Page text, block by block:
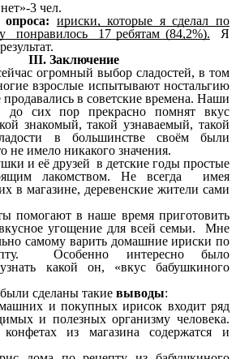
3 чел.
ириски, которые я сделал по
понравилось 17 ребятам (84,2%). Я
III. Заключение
огромный выбор сладостей, в том
взрослые испытывают ностальгию
в советские времена. Наши
сих пор прекрасно помнят вкус
знакомый, такой узнаваемый, такой
в большинстве своём были
не имело никакого значения.
и её друзей в детские годы простые
лакомством. Не всегда имея
в магазине, деревенские жители сами
помогают в наше время приготовить
угощение для всей семьи. Мне
самому варить домашние ириски по
Особенно интересно было
какой он, «вкус бабушкиного
сделаны такиевыводы:
и покупных ирисок входит ряд
и полезных организму человека.
из магазина содержатся и